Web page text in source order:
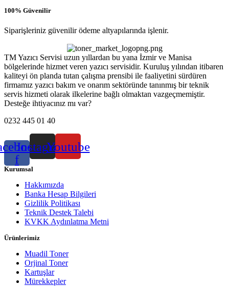
100% Güvenilir
Siparişleriniz güvenilir ödeme altyapılarında işlenir.
TM Yazıcı Servisi uzun yıllardan bu yana İzmir ve Manisa
bölgelerinde hizmet veren yazıcı servisidir. Kuruluş yılından itibaren
kaliteyi ön planda tutan çalışma prensibi ile faaliyetini sürdüren
firmamız yazıcı bakım ve onarım sektöründe tanınmış bir teknik
servis hizmeti olarak ilkelerine bağlı olmaktan vazgeçmemiştir.
Desteğe ihtiyacınız mı var?
0232 445 01 40
f
InstagramYoutube
Kurumsal
Hakkımızda
Banka Hesap Bilgileri
Gizlilik Politikası
Teknik Destek Talebi
KVKK Aydınlatma Metni
Ürünlerimiz
Muadil Toner
Orjinal Toner
Kartuşlar
Mürekkepler